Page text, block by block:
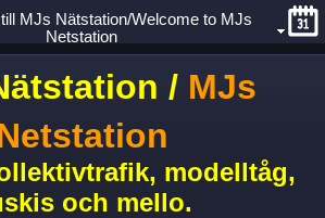
/MJs
modelltåg,
och mello.
MJs Nätstation/Welcome to MJs
Netstation